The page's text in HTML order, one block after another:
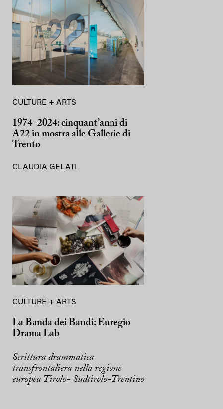
CULTURE + ARTS
1974–2024: cinquant’anni di
A22 in mostra alle Gallerie di
Trento
CLAUDIA GELATI
CULTURE + ARTS
La Banda dei Bandi: Euregio
Drama Lab
Scrittura drammatica
transfrontaliera nella regione
europea Tirolo- Sudtirolo-Trentino